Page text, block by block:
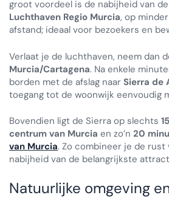
groot voordeel is de nabijheid van de
Luchthaven Regio Murcia, op
afstand; ideaal voor bezoekers en
Verlaat je de luchthaven, neem dan
Murcia/Cartagena. Na enkele
borden met de afslag naar Sierra de
toegang tot de woonwijk eenvoudig
Bovendien ligt de Sierra op slechts
centrum van Murcia en zo’n 20
van Murcia. Zo combineer je de rust
nabijheid van de belangrijkste
Natuurlijke omgeving